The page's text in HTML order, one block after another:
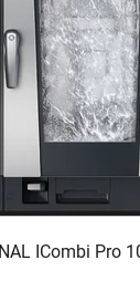
ICombi Pro